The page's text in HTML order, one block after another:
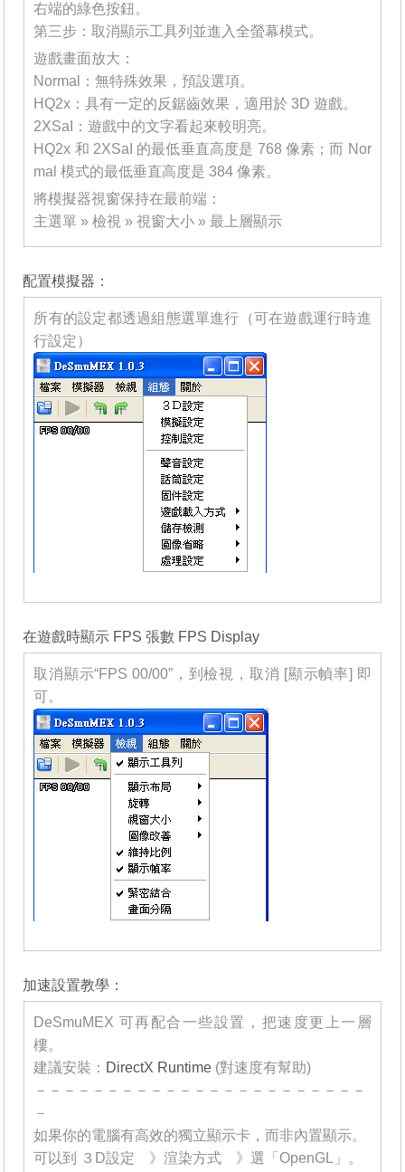
右端的綠色按鈕。
第三步：取消顯示工具列並進入全螢幕模式。
遊戲畫面放大：
Normal：無特殊效果，預設選項。
HQ2x：具有一定的反鋸齒效果，適用於 3D 遊戲。
2XSaI：遊戲中的文字看起來較明亮。
HQ2x 和 2XSaI 的最低垂直高度是 768 像素；而 Nor
mal 模式的最低垂直高度是 384 像素。
將模擬器視窗保持在最前端：
主選單 » 檢視 » 視窗大小 » 最上層顯示
配置模擬器：
所有的設定都透過組態選單進行（可在遊戲運行時進
行設定）
在遊戲時顯示 FPS 張數 FPS Display
取消顯示“FPS 00/00”，到檢視，取消 [顯示幀率] 即
可。
加速設置教學：
DeSmuMEX 可再配合一些設置，把速度更上一層
樓。
建議安裝： DirectX Runtime (對速度有幫助)
－－－－－－－－－－－－－－－－－－－－－－－
－
如果你的電腦有高效的獨立顯示卡，而非內置顯示。
可以到 ３D設定 》渲染方式 》選「OpenGL」。